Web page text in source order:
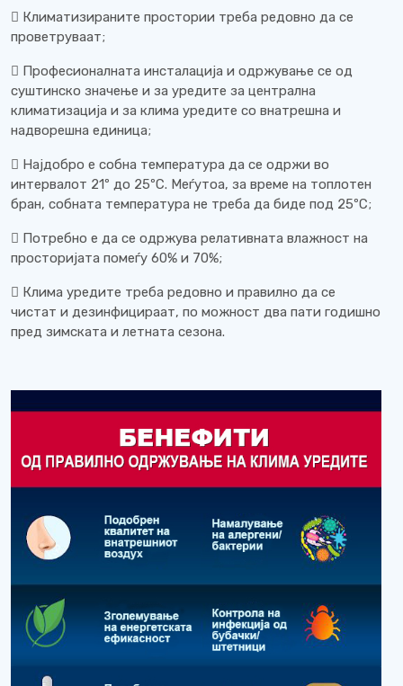
 Климатизираните простории треба редовно да се
проветруваат;
 Професионалната инсталација и одржување се од
суштинско значење и за уредите за централна
климатизација и за клима уредите со внатрешна и
надворешна единица;
 Најдобро е собна температура да се одржи во
интервалот 21º до 25ºC. Меѓутоа, за време на топлотен
бран, собната температура не треба да биде под 25ºC;
 Потребно е да се одржува релативната влажност на
просторијата помеѓу 60% и 70%;
 Клима уредите треба редовно и правилно да се
чистат и дезинфицираат, по можност два пати годишно
пред зимската и летната сезона.